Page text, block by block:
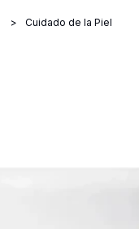
Cuidado de la Piel